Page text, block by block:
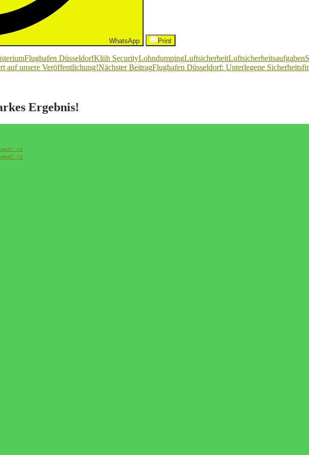
WhatsApp Print
Flughafen DüsseldorfKlüh SecurityLohndumpingLuftsicherheitLuftsicherheitsaufgaben
auf unsere Veröffentlichung!Nächster BeitragFlughafen Düsseldorf: Unterlegene
Ergebnis!